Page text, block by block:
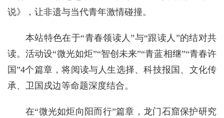
说》，让非遗与当代青年激情碰撞。
本站特色在于“青春领读人”与“跟读人”的结对共
读。活动设“微光如炬”“智创未来”“青蓝相继”“青春许
国”4个篇章，将阅读与人生选择、科技报国、文化传
承、卫国戍边等命题深度结合。
在“微光如炬向阳而行”篇章，龙门石窟保护研究